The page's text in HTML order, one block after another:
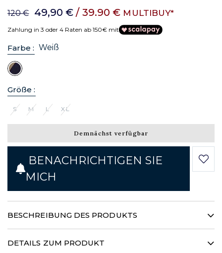
120 € 49,90 € / 39.90 € MULTIBUY*
Zahlung in 3 oder 4 Raten ab 150€ mit
Farbe : Weiß
Größe :
S M L XL
Demnächst verfügbar
BENACHRICHTIGEN SIE
MICH
BESCHREIBUNG DES PRODUKTS
Damenkollektion. Dieses Hemd mit Mao-Kragen in einem
DETAILS ZUM PRODUKT